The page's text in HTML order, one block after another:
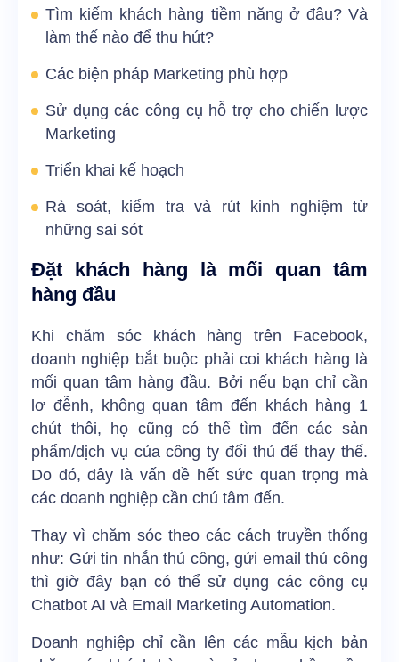
Tìm kiếm khách hàng tiềm năng ở đâu? Và
làm thế nào để thu hút?
Các biện pháp Marketing phù hợp
Sử dụng các công cụ hỗ trợ cho chiến lược
Marketing
Triển khai kế hoạch
Rà soát, kiểm tra và rút kinh nghiệm từ
những sai sót
Đặt khách hàng là mối quan tâm
hàng đầu
Khi chăm sóc khách hàng trên Facebook,
doanh nghiệp bắt buộc phải coi khách hàng là
mối quan tâm hàng đầu. Bởi nếu bạn chỉ cần
lơ đễnh, không quan tâm đến khách hàng 1
chút thôi, họ cũng có thể tìm đến các sản
phẩm/dịch vụ của công ty đối thủ để thay thế.
Do đó, đây là vấn đề hết sức quan trọng mà
các doanh nghiệp cần chú tâm đến.
Thay vì chăm sóc theo các cách truyền thống
như: Gửi tin nhắn thủ công, gửi email thủ công
thì giờ đây bạn có thể sử dụng các công cụ
Chatbot AI và Email Marketing Automation.
Doanh nghiệp chỉ cần lên các mẫu kịch bản